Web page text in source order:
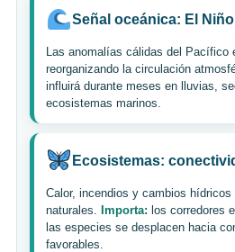
Señal oceánica: El
Las anomalías cálidas del Pacífico
reorganizando la circulación
influirá durante meses en lluvias,
ecosistemas marinos.
Ecosistemas:
Calor, incendios y cambios hídricos
naturales. Importa: los corredores
las especies se desplacen hacia
favorables.